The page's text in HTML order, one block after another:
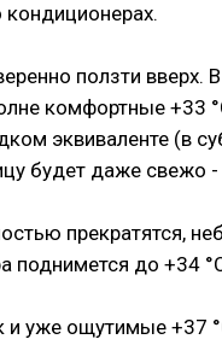
кондиционерах.
ползти вверх.
комфортные +33
эквиваленте (в
будет даже свежо -
прекратятся,
поднимется до +34
и уже ощутимые +37